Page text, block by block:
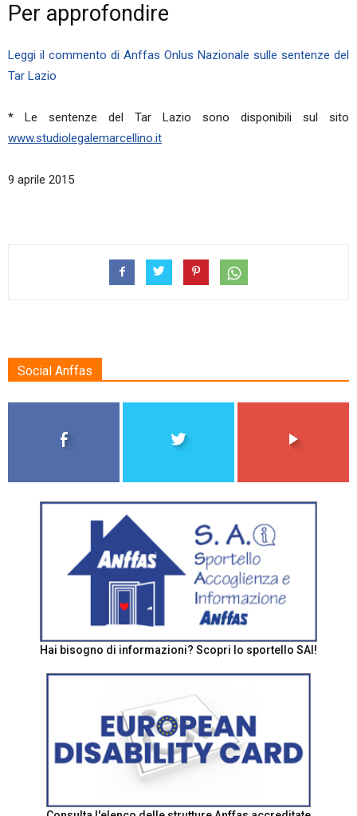
Per approfondire
Leggi il commento di Anffas Onlus Nazionale sulle sentenze del
Tar Lazio
* Le sentenze del Tar Lazio sono disponibili sul sito
www.studiolegalemarcellino.it
9 aprile 2015
Social Anffas
Hai bisogno di informazioni? Scopri lo sportello SAI!